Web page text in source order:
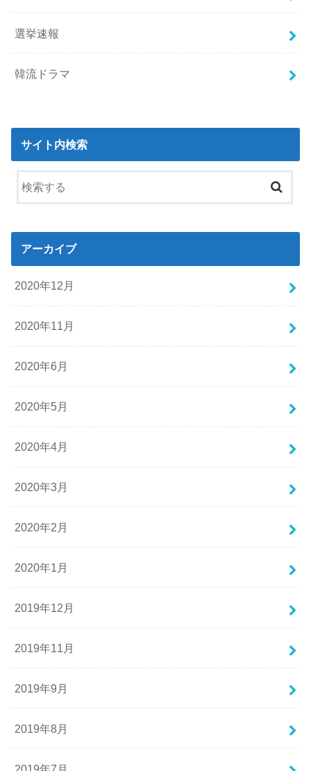
選挙速報
韓流ドラマ
サイト内検索
アーカイブ
2020年12月
2020年11月
2020年6月
2020年5月
2020年4月
2020年3月
2020年2月
2020年1月
2019年12月
2019年11月
2019年9月
2019年8月